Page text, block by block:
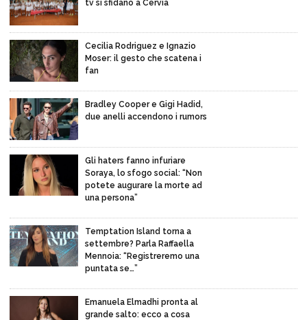
tv si sfidano a Cervia
Cecilia Rodriguez e Ignazio
Moser: il gesto che scatena i
fan
Bradley Cooper e Gigi Hadid,
due anelli accendono i rumors
Gli haters fanno infuriare
Soraya, lo sfogo social: “Non
potete augurare la morte ad
una persona”
Temptation Island torna a
settembre? Parla Raffaella
Mennoia: “Registreremo una
puntata se…”
Emanuela Elmadhi pronta al
grande salto: ecco a cosa